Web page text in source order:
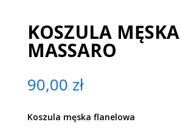
KOSZULA MĘSKA
MASSARO
90,00 zł
Koszula męska flanelowa